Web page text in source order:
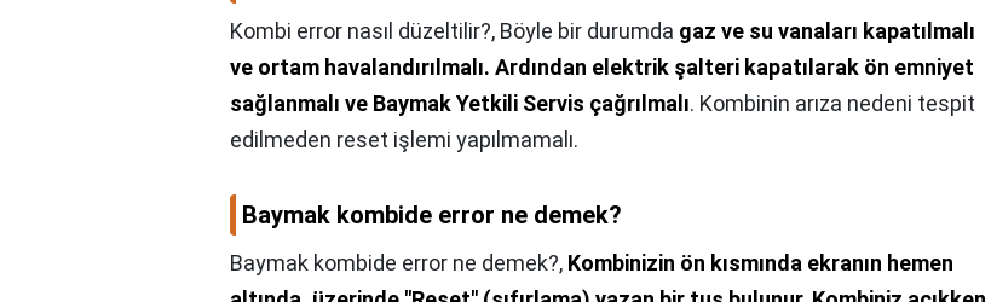
Kombi error nasıl düzeltilir?, Böyle bir durumda gaz ve su vanaları kapatılmalı
ve ortam havalandırılmalı. Ardından elektrik şalteri kapatılarak ön emniyet
sağlanmalı ve Baymak Yetkili Servis çağrılmalı. Kombinin arıza nedeni tespit
edilmeden reset işlemi yapılmamalı.
Baymak kombide error ne demek?
Baymak kombide error ne demek?, Kombinizin ön kısmında ekranın hemen